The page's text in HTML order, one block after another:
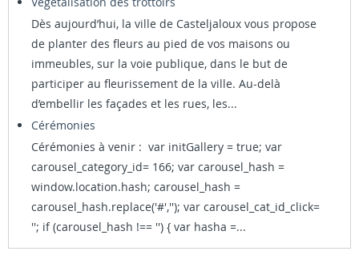
Dès aujourd’hui, la ville de Casteljaloux vous propose
de planter des fleurs au pied de vos maisons ou
immeubles, sur la voie publique, dans le but de
participer au fleurissement de la ville. Au-delà
d’embellir les façades et les rues, les...
Cérémonies
Cérémonies à venir : var initGallery = true; var
carousel_category_id= 166; var carousel_hash =
window.location.hash; carousel_hash =
carousel_hash.replace('#',''); var carousel_cat_id_click=
''; if (carousel_hash !== '') { var hasha =...